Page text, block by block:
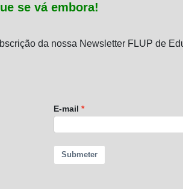
se vá embora!
da nossa Newsletter FLUP de
E-mail
Submeter